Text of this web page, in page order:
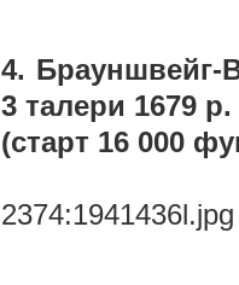
4. Брауншвейг-
3 талери 1679 р.
(старт 16 000
2374:1941436l.jpg